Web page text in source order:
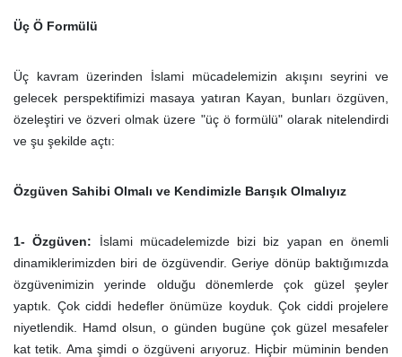
Üç Ö Formülü
Üç kavram üzerinden İslami mücadelemizin akışını seyrini ve
gelecek perspektifimizi masaya yatıran Kayan, bunları özgüven,
özeleştiri ve özveri olmak üzere "üç ö formülü" olarak nitelendirdi
ve şu şekilde açtı:
Özgüven Sahibi Olmalı ve Kendimizle Barışık Olmalıyız
1- Özgüven:
İslami mücadelemizde bizi biz yapan en önemli
dinamiklerimizden biri de özgüvendir. Geriye dönüp baktığımızda
özgüvenimizin yerinde olduğu dönemlerde çok güzel şeyler
yaptık. Çok ciddi hedefler önümüze koyduk. Çok ciddi projelere
niyetlendik. Hamd olsun, o günden bugüne çok güzel mesafeler
kat tetik. Ama şimdi o özgüveni arıyoruz. Hiçbir müminin benden